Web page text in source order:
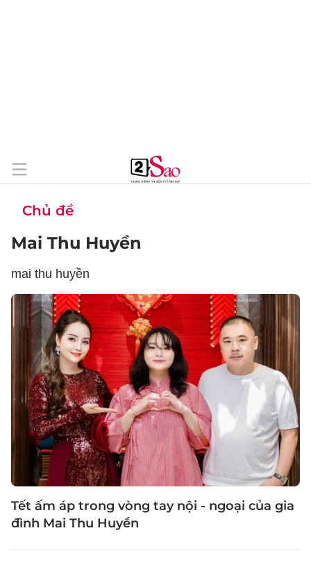
Chủ đề
Mai Thu Huyền
mai thu huyền
Tết ấm áp trong vòng tay nội - ngoại của gia
đình Mai Thu Huyền